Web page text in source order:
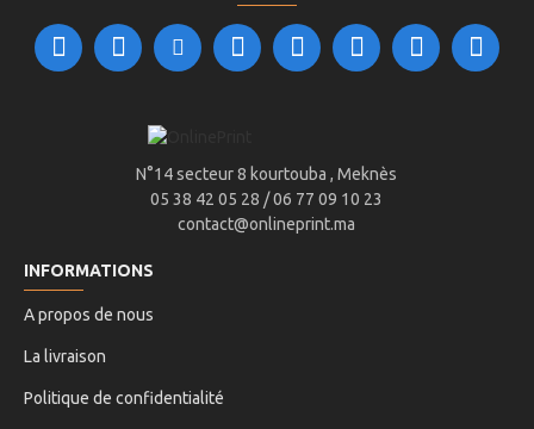
N°14 secteur 8 kourtouba , Meknès
05 38 42 05 28 / 06 77 09 10 23
contact@onlineprint.ma
INFORMATIONS
A propos de nous
La livraison
Politique de confidentialité